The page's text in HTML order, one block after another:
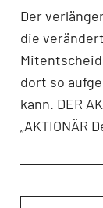
Der
die
dort so
kann. DER
„AKTIONÄR